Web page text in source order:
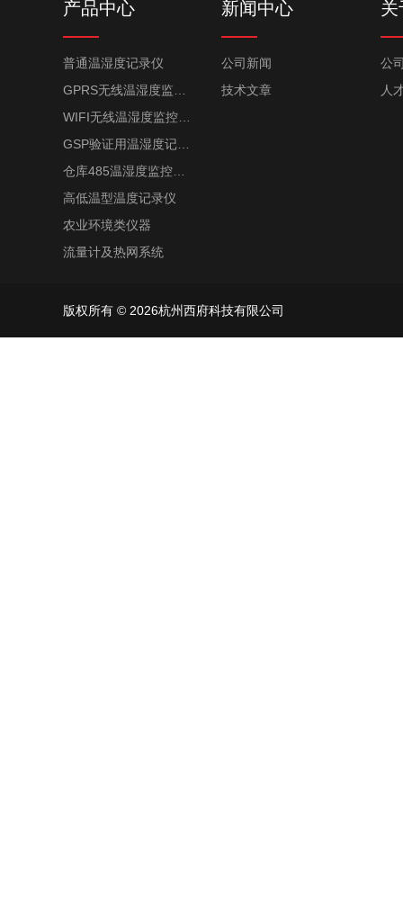
产品中心
普通温湿度记录仪
高低温型温度记录仪
农业环境类仪器
流量计及热网系统
新闻中心
公司新闻
技术文章
关
公
人
版权所有 © 2026杭州西府科技有限公司